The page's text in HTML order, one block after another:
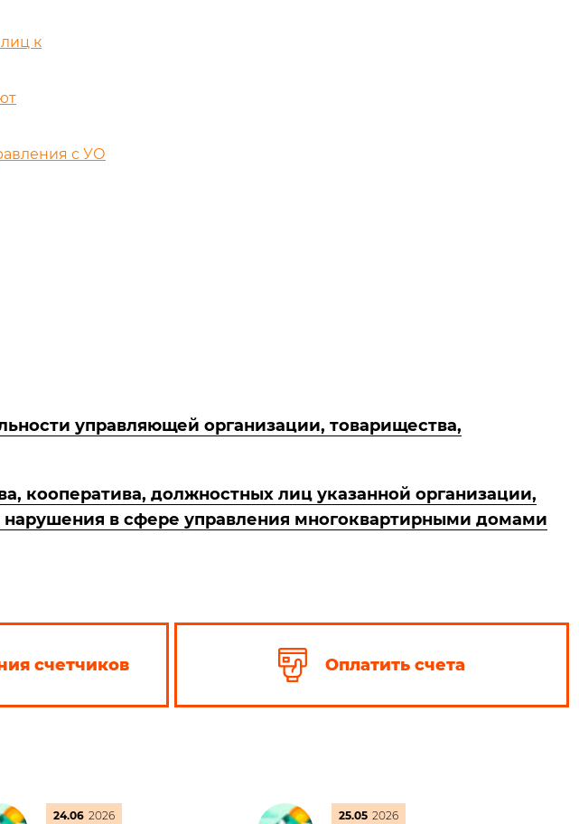
к
с УО
управляющей организации, товарищества,
кооператива, должностных лиц указанной организации,
нарушения в сфере управления многоквартирными домами
счетчиков Оплатить счета
24.06 2026 25.05 2026